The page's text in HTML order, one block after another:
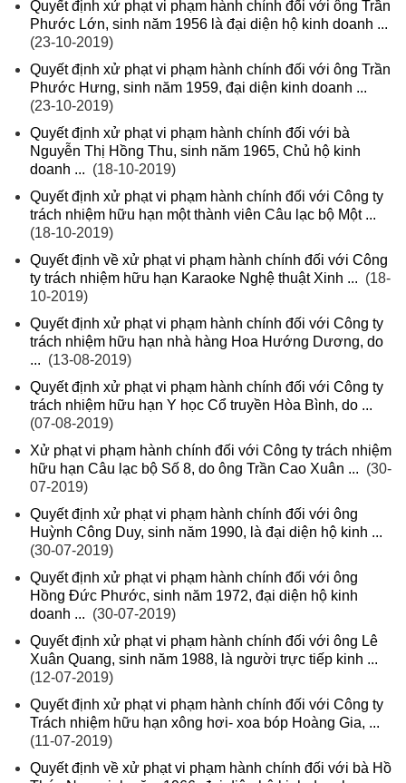
Quyết định xử phạt vi phạm hành chính đối với ông Trần
Phước Lớn, sinh năm 1956 là đại diện hộ kinh doanh ...
(23-10-2019)
Quyết định xử phạt vi phạm hành chính đối với ông Trần
Phước Hưng, sinh năm 1959, đại diện kinh doanh ...
(23-10-2019)
Quyết định xử phạt vi phạm hành chính đối với bà
Nguyễn Thị Hồng Thu, sinh năm 1965, Chủ hộ kinh
doanh ... (18-10-2019)
Quyết định xử phạt vi phạm hành chính đối với Công ty
trách nhiệm hữu hạn một thành viên Câu lạc bộ Một ...
(18-10-2019)
Quyết định về xử phạt vi phạm hành chính đối với Công
ty trách nhiệm hữu hạn Karaoke Nghệ thuật Xinh ... (18-
10-2019)
Quyết định xử phạt vi phạm hành chính đối với Công ty
trách nhiệm hữu hạn nhà hàng Hoa Hướng Dương, do
... (13-08-2019)
Quyết định xử phạt vi phạm hành chính đối với Công ty
trách nhiệm hữu hạn Y học Cổ truyền Hòa Bình, do ...
(07-08-2019)
Xử phạt vi phạm hành chính đối với Công ty trách nhiệm
hữu hạn Câu lạc bộ Số 8, do ông Trần Cao Xuân ... (30-
07-2019)
Quyết định xử phạt vi phạm hành chính đối với ông
Huỳnh Công Duy, sinh năm 1990, là đại diện hộ kinh ...
(30-07-2019)
Quyết định xử phạt vi phạm hành chính đối với ông
Hồng Đức Phước, sinh năm 1972, đại diện hộ kinh
doanh ... (30-07-2019)
Quyết định xử phạt vi phạm hành chính đối với ông Lê
Xuân Quang, sinh năm 1988, là người trực tiếp kinh ...
(12-07-2019)
Quyết định xử phạt vi phạm hành chính đối với Công ty
Trách nhiệm hữu hạn xông hơi- xoa bóp Hoàng Gia, ...
(11-07-2019)
Quyết định về xử phạt vi phạm hành chính đối với bà Hồ